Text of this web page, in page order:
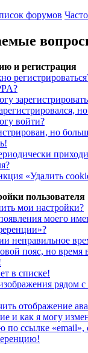
форумов
и регистрация
войти?
но
«Удалить
пользователя
мои настройки?
моего
неправильное
пояс, но время
в списке!
рядом
отображение
и как я могу
по ссылке «email»,